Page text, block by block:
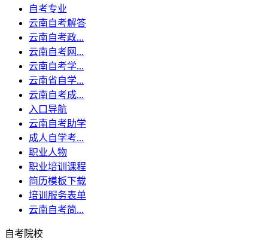
自考专业
云南自考解答
云南自考政...
云南自考网...
云南自考学...
云南省自学...
云南自考成...
入口导航
云南自考助学
成人自学考...
职业人物
职业培训课程
简历模板下载
培训服务表单
云南自考简...
自考院校